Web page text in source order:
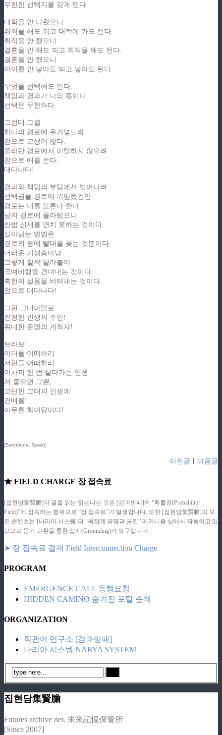
무한한 선택지를 갖게 된다.
대학을 안 나왔으니
취직을 해도 되고 대학에 가도 된다.
취직을 안 했으니
결혼을 안 해도 되고 취직을 해도 된다.
결혼을 안 했으니
아이를 안 낳아도 되고 낳아도 된다.
무엇을 선택해도 된다.
책임과 결과가 나의 몫이니
선택은 무한하다.
그런데 그걸
하나의 경로에 우겨넣느라
참으로 고생이 많다.
올라탄 경로에서 이탈하지 않으려
참으로 애를 쓴다.
대다나다!
결과와 책임의 부담에서 벗어나려
선택권을 경로에 위임했건만
경로는 너를 모른다 한다.
남의 경로에 올라탔으니
찬밥 신세를 면치 못하는 것이다.
살아남는 방법은
경로의 등에 빨대를 꽂는 것뿐이다.
더러운 기생충마냥..
그렇게 찰싹 달라붙어
곡예비행을 견뎌내는 것이다.
혹한의 설움을 버텨내는 것이다.
참으로 대다나다!
그런 그대야말로
진정한 인생의 주인!
위대한 운명의 개척자!
브라보!
이러들 어떠하리
저런들 어떠하리
어차피 한 번 살다가는 인생
저 좋으면 그뿐,
고단한 그대의 인생에
건배를!
아무튼 화이팅이다!
[Barcelona, Spain]
이전글 다음글
★ FIELD CHARGE 장 접속료
[집현담集賢膽]의 글을 읽는 읽는다는 것은 [검과방패]의 “확률장(Probability
Field)”에 접속하는 행위므로 “장 접속료”가 발생합니다. 또한 [집현담集賢膽]의 모
든 콘텐츠는 [나리아 시스템]의 “복잡계 공명과 공진” 메커니즘 상에서 작동하고 있
으므로 등가 교환을 통한 접지(Grounding)가 요구됩니다.
➤ 장 접속료 결제 Field Interconnection Charge
PROGRAM
EMERGENCE CALL 동행요청
HIDDEN CAMINO 숨겨진 포탈 순례
ORGANIZATION
직관어 연구소 [검과방패]
나리아 시스템 NARYA SYSTEM
집현담集賢膽
Futures archive net. 未來記憶保管所
[Since 2007]